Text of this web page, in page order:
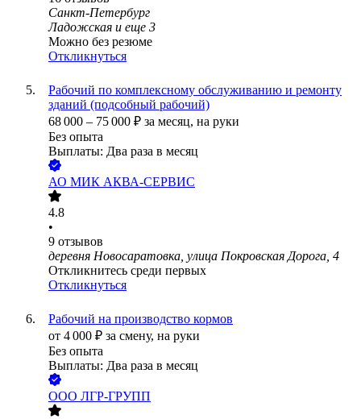
Санкт-Петербург
Ладожская и еще 3
Можно без резюме
Откликнуться
Рабочий по комплексному обслуживанию и ремонту
зданий (подсобный рабочий)
68 000 – 75 000 ₽ за месяц, на руки
Без опыта
Выплаты: Два раза в месяц
АО МИК АКВА-СЕРВИС
4.8
•
9 отзывов
деревня Новосаратовка, улица Покровская Дорога, 4
Откликнитесь среди первых
Откликнуться
Рабочий на производство кормов
от 4 000 ₽ за смену, на руки
Без опыта
Выплаты: Два раза в месяц
ООО ЛГР-ГРУПП